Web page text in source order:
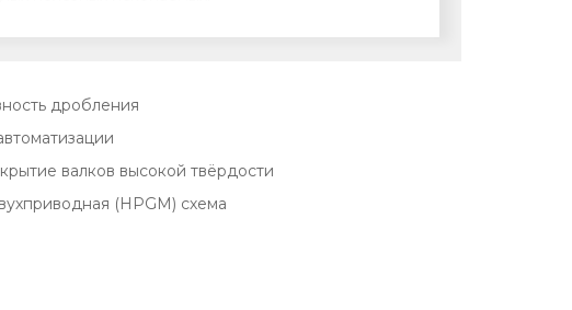
дробления
валков высокой твёрдости
(HPGM) схема